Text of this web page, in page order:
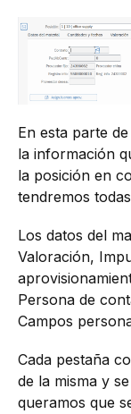
En esta parte
la información
la posición en
tendremos
Los datos del
Valoración,
Persona de
Campos
Cada pestaña
de la misma y
queramos que